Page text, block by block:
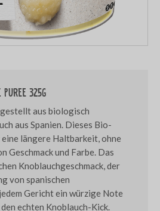
325g
aus biologisch
aus Spanien. Dieses Bio-
längere Haltbarkeit, ohne
Geschmack und Farbe. Das
Knoblauchgeschmack, der
von spanischen
Gericht ein würzige Note
echten Knoblauch-Kick.